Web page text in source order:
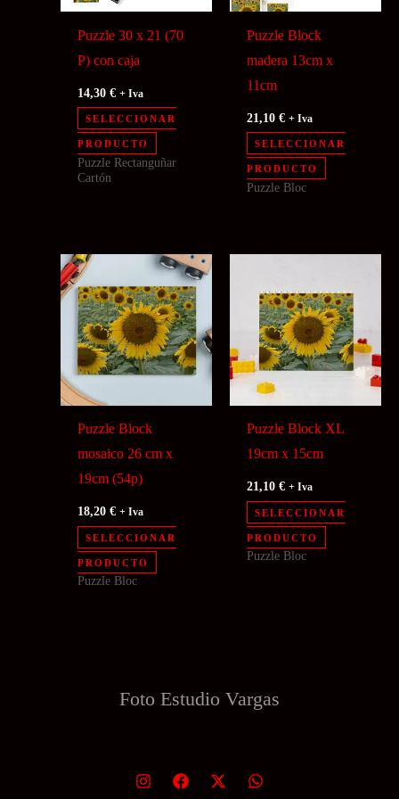
Puzzle 30 x 21 (70
P) con caja
14,30€ + Iva
SELECCIONAR
PRODUCTO
Puzzle Rectanguñar
Cartón
Puzzle Block
madera 13cm x
11cm
21,10€ + Iva
SELECCIONAR
PRODUCTO
Puzzle Bloc
Puzzle Block
mosaico 26 cm x
19cm (54p)
18,20€ + Iva
SELECCIONAR
PRODUCTO
Puzzle Bloc
Puzzle Block XL
19cm x 15cm
21,10€ + Iva
SELECCIONAR
PRODUCTO
Puzzle Bloc
Foto Estudio Vargas